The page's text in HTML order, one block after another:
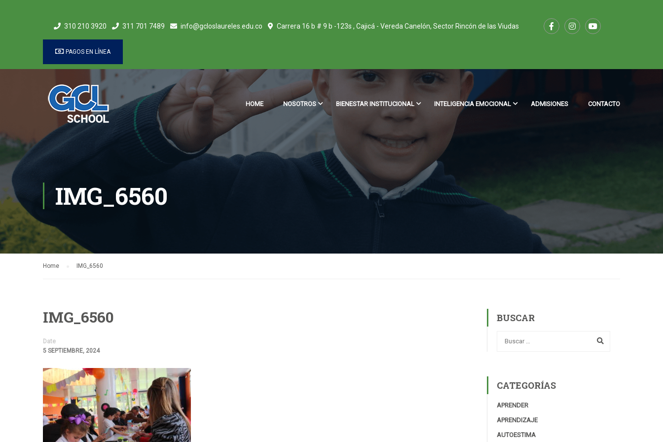
310 210 3920 311 701 7489 info@gcloslaureles.edu.co Carrera 16 b # 9 b -123s , Cajicá - Vereda Canelón, Sector Rincón de las Viudas
PAGOS EN LÍNEA
HOME NOSOTROS BIENESTAR INSTITUCIONAL INTELIGENCIA EMOCIONAL ADMISIONES CONTACTO
IMG_6560
Home IMG_6560
IMG_6560
Date
5 SEPTIEMBRE, 2024
BUSCAR
CATEGORÍAS
APRENDER
APRENDIZAJE
AUTOESTIMA